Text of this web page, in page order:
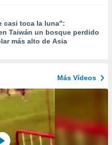
casi toca la luna":
Taiwán un bosque perdido
más alto de Asia
Más Vídeos